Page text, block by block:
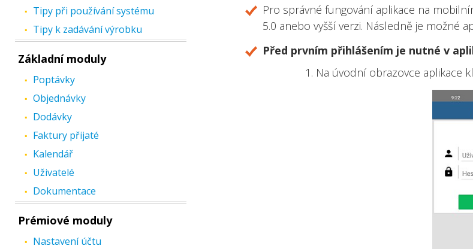
Tipy při používání systému
Tipy k zadávání výrobku
Základní moduly
Poptávky
Objednávky
Dodávky
Faktury přijaté
Kalendář
Uživatelé
Dokumentace
Prémiové moduly
Nastavení účtu
Pro správné fungování aplikace na
5.0 anebo vyšší verzi. Následně je možné
Před prvním přihlášením je nutné v
1. Na úvodní obrazovce aplikace